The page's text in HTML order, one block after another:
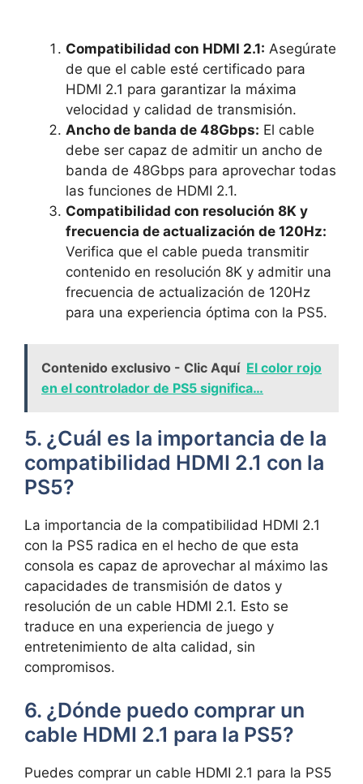
Compatibilidad con HDMI 2.1: Asegúrate
de que el cable esté certificado para
HDMI 2.1 para garantizar la máxima
velocidad y calidad de transmisión.
Ancho de banda de 48Gbps: El cable
debe ser capaz de admitir un ancho de
banda de 48Gbps para aprovechar todas
las funciones de HDMI 2.1.
Compatibilidad con resolución 8K y
frecuencia de actualización de 120Hz:
Verifica que el cable pueda transmitir
contenido en resolución 8K y admitir una
frecuencia de actualización de 120Hz
para una experiencia óptima con la PS5.
Contenido exclusivo - Clic Aquí El color rojo
en el controlador de PS5 significa…
5. ¿Cuál es la importancia de la
compatibilidad HDMI 2.1 con la
PS5?
La importancia de la compatibilidad HDMI 2.1
con la PS5 radica en el hecho de que esta
consola es capaz de aprovechar al máximo las
capacidades de transmisión de datos y
resolución de un cable HDMI 2.1. Esto se
traduce en una experiencia de juego y
entretenimiento de alta calidad, sin
compromisos.
6. ¿Dónde puedo comprar un
cable HDMI 2.1 para la PS5?
Puedes comprar un cable HDMI 2.1 para la PS5